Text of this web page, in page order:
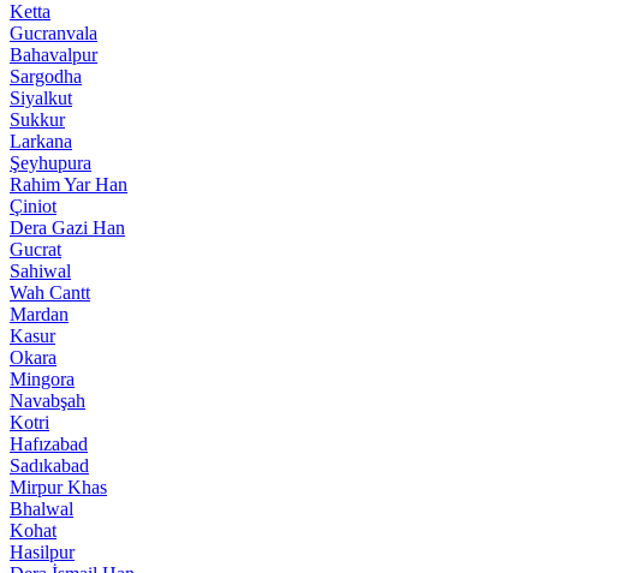
Ketta
Gucranvala
Bahavalpur
Sargodha
Siyalkut
Sukkur
Larkana
Şeyhupura
Rahim Yar Han
Çiniot
Dera Gazi Han
Gucrat
Sahiwal
Wah Cantt
Mardan
Kasur
Okara
Mingora
Navabşah
Kotri
Hafızabad
Sadıkabad
Mirpur Khas
Bhalwal
Kohat
Hasilpur